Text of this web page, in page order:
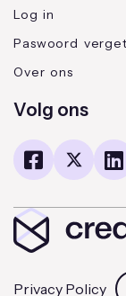
Log in
Paswoord
Over ons
Volg ons
Privacy Policy